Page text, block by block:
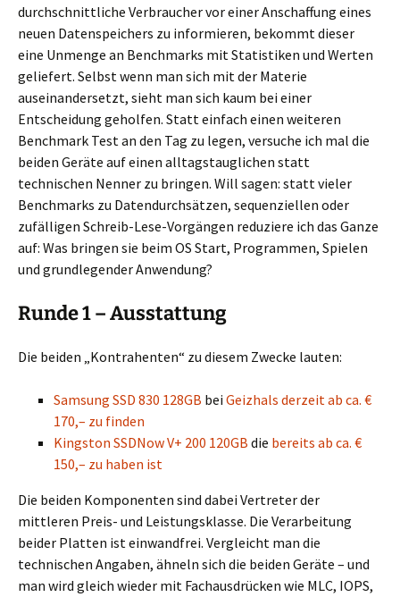
durchschnittliche Verbraucher vor einer Anschaffung eines
neuen Datenspeichers zu informieren, bekommt dieser
eine Unmenge an Benchmarks mit Statistiken und Werten
geliefert. Selbst wenn man sich mit der Materie
auseinandersetzt, sieht man sich kaum bei einer
Entscheidung geholfen. Statt einfach einen weiteren
Benchmark Test an den Tag zu legen, versuche ich mal die
beiden Geräte auf einen alltagstauglichen statt
technischen Nenner zu bringen. Will sagen: statt vieler
Benchmarks zu Datendurchsätzen, sequenziellen oder
zufälligen Schreib-Lese-Vorgängen reduziere ich das Ganze
auf: Was bringen sie beim OS Start, Programmen, Spielen
und grundlegender Anwendung?
Runde 1 – Ausstattung
Die beiden „Kontrahenten“ zu diesem Zwecke lauten:
Samsung SSD 830 128GB bei Geizhals derzeit ab ca. €
170,– zu finden
Kingston SSDNow V+ 200 120GB die bereits ab ca. €
150,– zu haben ist
Die beiden Komponenten sind dabei Vertreter der
mittleren Preis- und Leistungsklasse. Die Verarbeitung
beider Platten ist einwandfrei. Vergleicht man die
technischen Angaben, ähneln sich die beiden Geräte – und
man wird gleich wieder mit Fachausdrücken wie MLC, IOPS,